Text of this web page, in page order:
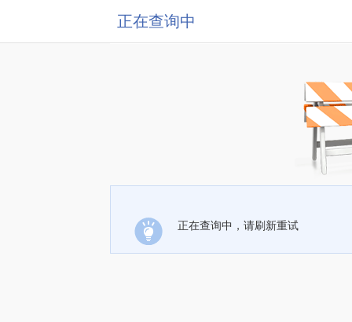
正在查询中
正在查询中，请刷新重试